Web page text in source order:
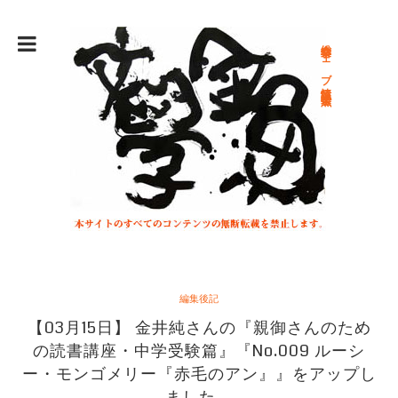
総合文学ウェブ情報誌 文学金魚
編集後記
【03月15日】 金井純さんの『親御さんのため
の読書講座・中学受験篇』『No.009 ルーシ
ー・モンゴメリー『赤毛のアン』』をアップし